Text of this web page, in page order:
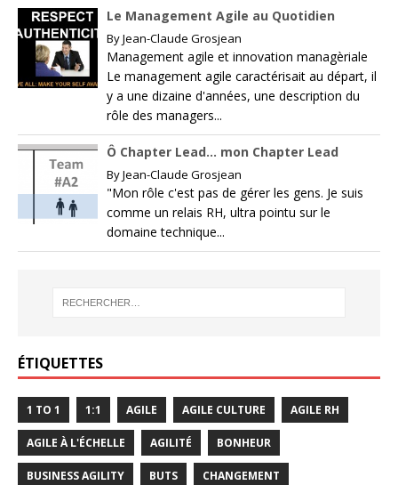
Le Management Agile au Quotidien
ByJean-Claude Grosjean
Management agile et innovation managèriale
Le management agile caractérisait au départ, il
y a une dizaine d'années, une description du
rôle des managers...
Ô Chapter Lead… mon Chapter Lead
ByJean-Claude Grosjean
"Mon rôle c'est pas de gérer les gens. Je suis
comme un relais RH, ultra pointu sur le
domaine technique...
ÉTIQUETTES
1 TO 1 1:1 AGILE AGILE CULTURE AGILE RH
AGILE À L'ÉCHELLE AGILITÉ BONHEUR
BUSINESS AGILITY BUTS CHANGEMENT